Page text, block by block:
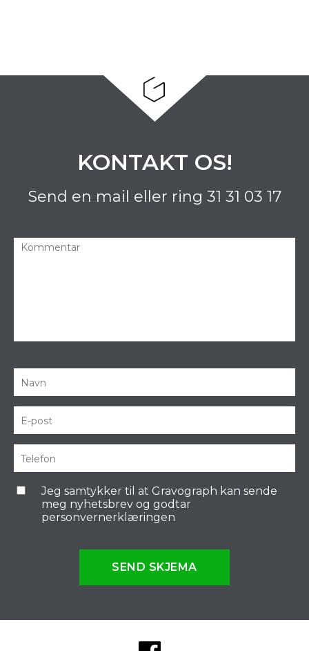
KONTAKT OS!
Send en mail eller ring 31 31 03 17
Jeg samtykker til at Gravograph kan sende
meg nyhetsbrev og godtar
personvernerklæringen
SEND SKJEMA